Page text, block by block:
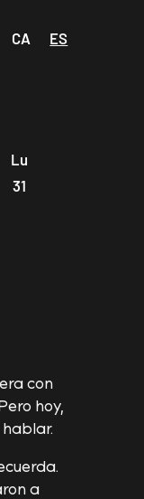
CA ES
Lu
31
con
hoy,
a